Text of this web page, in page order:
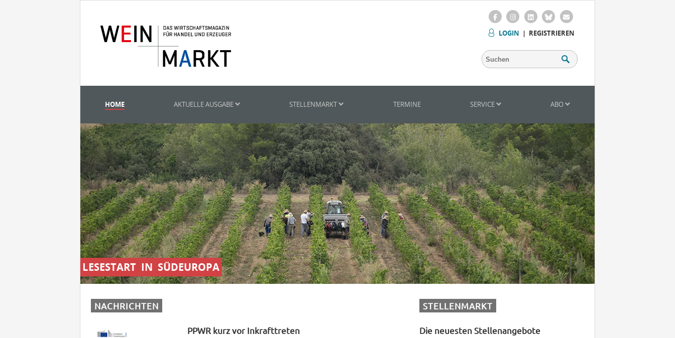
LOGIN | REGISTRIEREN
HOME AKTUELLE AUSGABE STELLENMARKT TERMINE SERVICE ABO
LESESTART IN SÜDEUROPA
NACHRICHTEN
PPWR kurz vor Inkrafttreten
STELLENMARKT
Die neuesten Stellenangebote
Mitarbeiter (m/w/d) Vinothek
Senior Brand Builder (m/w/d)
Maschinist Weinbau/Landwirt
(m/w/d)
Landmaschinenmechatroniker
Weinbau (m/w/d)